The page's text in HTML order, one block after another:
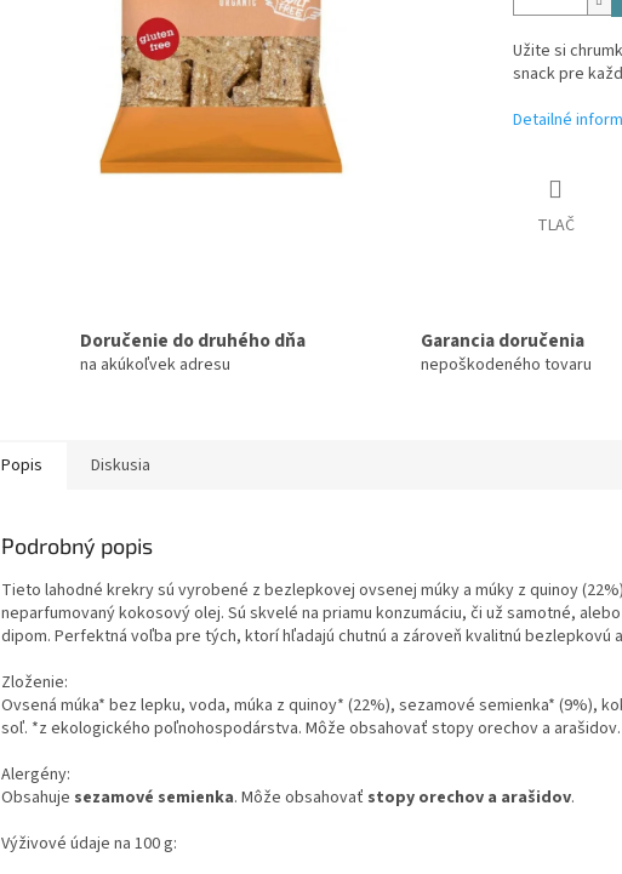
Užite si
snack pre
Detailné
TLAČ
Doručenie do druhého dňa
na akúkoľvek adresu
Garancia doručenia
nepoškodeného tovaru
Popis Diskusia
Podrobný popis
Tieto lahodné krekry sú vyrobené z bezlepkovej ovsenej múky a múky z quinoy
neparfumovaný kokosový olej. Sú skvelé na priamu konzumáciu, či už samotné,
dipom. Perfektná voľba pre tých, ktorí hľadajú chutnú a zároveň kvalitnú bezlepkovú
Zloženie:
Ovsená múka* bez lepku, voda, múka z quinoy* (22%), sezamové semienka* (9%),
soľ. *z ekologického poľnohospodárstva. Môže obsahovať stopy orechov a arašidov.
Alergény:
Obsahuje sezamové semienka. Môže obsahovať stopy orechov a arašidov.
Výživové údaje na 100 g: